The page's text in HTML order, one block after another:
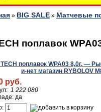
» BIG SALE » Матчевые
поплавок
руб.
1 222 080
да